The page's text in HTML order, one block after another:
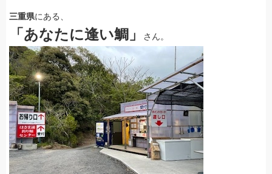
三重県にある、
「あなたに逢い鯛」 さん。